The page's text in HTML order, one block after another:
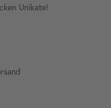
Unikate!